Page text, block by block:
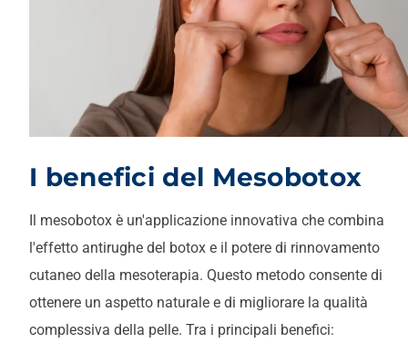
I benefici del Mesobotox
Il mesobotox è un'applicazione innovativa che combina
l'effetto antirughe del botox e il potere di rinnovamento
cutaneo della mesoterapia. Questo metodo consente di
ottenere un aspetto naturale e di migliorare la qualità
complessiva della pelle. Tra i principali benefici: